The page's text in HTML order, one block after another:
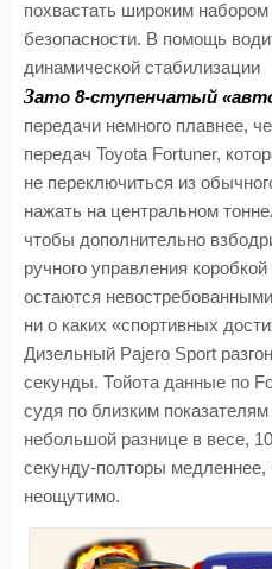
похвастать широким набором
безопасности. В помощь
динамической стабилизации
Зато 8-ступенчатый
передачи немного плавнее,
передач Toyota Fortuner,
не переключиться из
нажать на центральном
чтобы дополнительно
ручного управления
остаются
ни о каких «спортивных
Дизельный Pajero Sport
секунды. Тойота данные по
судя по близким
небольшой разнице в весе,
секунду-полторы медленнее,
неощутимо.